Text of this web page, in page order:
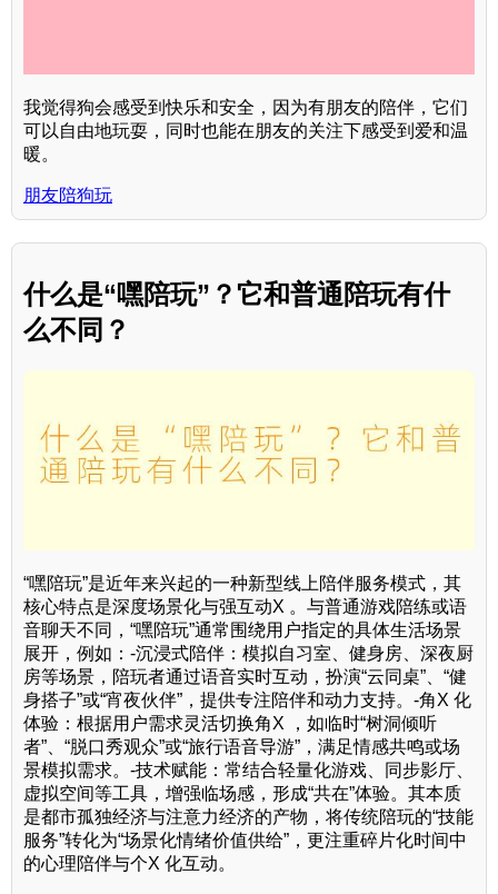
我觉得狗会感受到快乐和安全，因为有朋友的陪伴，它们
可以自由地玩耍，同时也能在朋友的关注下感受到爱和温
暖。
朋友陪狗玩
什么是“嘿陪玩”？它和普通陪玩有什
么不同？
“嘿陪玩”是近年来兴起的一种新型线上陪伴服务模式，其
核心特点是深度场景化与强互动X 。与普通游戏陪练或语
音聊天不同，“嘿陪玩”通常围绕用户指定的具体生活场景
展开，例如：-沉浸式陪伴：模拟自习室、健身房、深夜厨
房等场景，陪玩者通过语音实时互动，扮演“云同桌”、“健
身搭子”或“宵夜伙伴”，提供专注陪伴和动力支持。-角X 化
体验：根据用户需求灵活切换角X ，如临时“树洞倾听
者”、“脱口秀观众”或“旅行语音导游”，满足情感共鸣或场
景模拟需求。-技术赋能：常结合轻量化游戏、同步影厅、
虚拟空间等工具，增强临场感，形成“共在”体验。其本质
是都市孤独经济与注意力经济的产物，将传统陪玩的“技能
服务”转化为“场景化情绪价值供给”，更注重碎片化时间中
的心理陪伴与个X 化互动。